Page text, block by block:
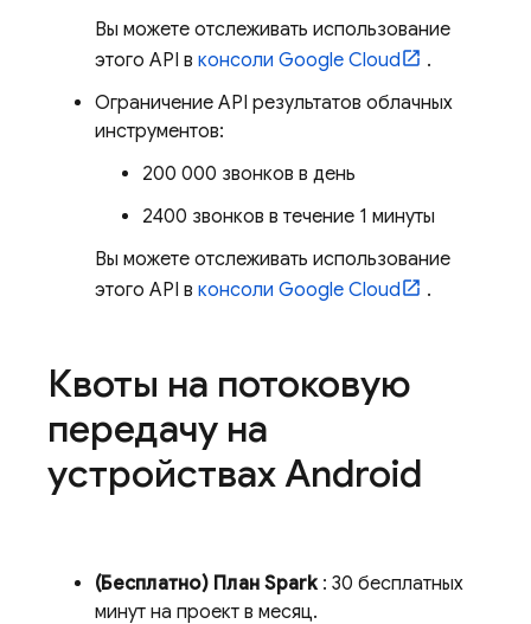
Вы можете отслеживать использование
этого API в консоли Google Cloud
.
Ограничение API результатов облачных
инструментов:
200 000 звонков в день
2400 звонков в течение 1 минуты
Вы можете отслеживать использование
этого API в консоли Google Cloud .
Квоты на потоковую
передачу на
устройствах Android
(Бесплатно) План Spark: 30 бесплатных
минут на проект в месяц.